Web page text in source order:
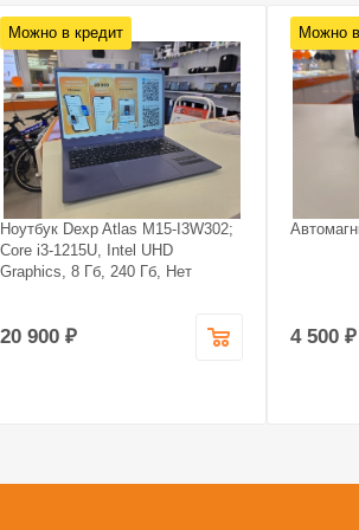
Можно в кредит
Ноутбук Dexp Atlas M15-I3W302;
Core i3-1215U, Intel UHD
Graphics, 8 Гб, 240 Гб, Нет
20 900 ₽
Можно
4 500 ₽